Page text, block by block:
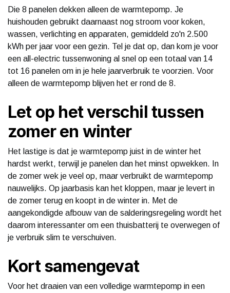
Die 8 panelen dekken alleen de warmtepomp. Je
huishouden gebruikt daarnaast nog stroom voor koken,
wassen, verlichting en apparaten, gemiddeld zo'n 2.500
kWh per jaar voor een gezin. Tel je dat op, dan kom je voor
een all-electric tussenwoning al snel op een totaal van 14
tot 16 panelen om in je hele jaarverbruik te voorzien. Voor
alleen de warmtepomp blijven het er rond de 8.
Let op het verschil tussen
zomer en winter
Het lastige is dat je warmtepomp juist in de winter het
hardst werkt, terwijl je panelen dan het minst opwekken. In
de zomer wek je veel op, maar verbruikt de warmtepomp
nauwelijks. Op jaarbasis kan het kloppen, maar je levert in
de zomer terug en koopt in de winter in. Met de
aangekondigde afbouw van de salderingsregeling wordt het
daarom interessanter om een thuisbatterij te overwegen of
je verbruik slim te verschuiven.
Kort samengevat
Voor het draaien van een volledige warmtepomp in een